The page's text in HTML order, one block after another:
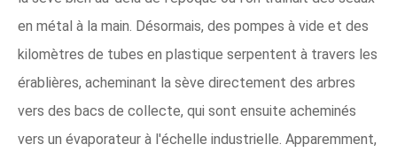
en métal à la main. Désormais, des pompes à vide et des
kilomètres de tubes en plastique serpentent à travers les
érablières, acheminant la sève directement des arbres
vers des bacs de collecte, qui sont ensuite acheminés
vers un évaporateur à l'échelle industrielle. Apparemment,